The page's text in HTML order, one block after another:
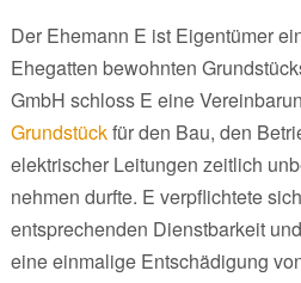
Der Ehemann E ist Eigentümer
Ehegatten bewohnten
GmbH schloss E eine
Grundstückfür den Bau, den
elektrischer Leitungen zeitlich
nehmen durfte. E verpflichtete
entsprechenden Dienstbarkeit
eine einmalige Entschädigung